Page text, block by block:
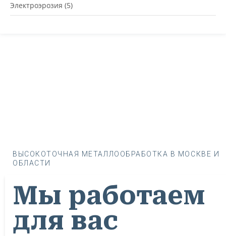
Электроэрозия (5)
ВЫСОКОТОЧНАЯ МЕТАЛЛООБРАБОТКА В МОСКВЕ И
ОБЛАСТИ
Мы работаем
для вас